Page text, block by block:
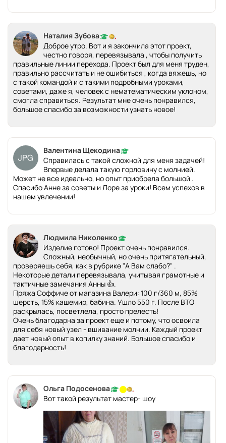
Наталия Зубова
Доброе утро. Вот и я закончила этот проект,
честно говоря, перевязывала , чтобы получить
правильные линии перехода. Проект был для меня труден,
правильно рассчитать и не ошибиться , когда вяжешь, но
с такой командой и с такими подробными уроками,
советами, даже я, человек с нематематическим уклоном,
смогла справиться. Результат мне очень понравился,
большое спасибо за возможности узнать новое!
Валентина Щекодина
Справилась с такой сложной для меня задачей!
Впервые делала такую горловину с молнией.
Может не все идеально, но опыт приобрела большой .
Спасибо Анне за советы и Лоре за уроки! Всем успехов в
нашем увлечении!
Людмила Николенко
Изделие готово! Проект очень понравился.
Сложный, необычный, но очень притягательный,
проверяешь себя, как в рубрике "А Вам слабо?" .
Некоторые детали перевязывала, учитывая грамотные и
тактичные замечания Анны 👍.
Пряжа Соффиче от магазина Валери: 100 г/360 м, 85%
шерсть, 15% кашемир, бабина. Ушло 550 г. После ВТО
раскрылась, посветлела, просто прелесть!
Очень благодарна за проект еще и потому, что освоила
для себя новый узел - вшивание молнии. Каждый проект
дает новый опыт в копилку знаний. Большое спасибо и
благодарность!
Ольга Подосенова
Вот такой результат мастер- шоу